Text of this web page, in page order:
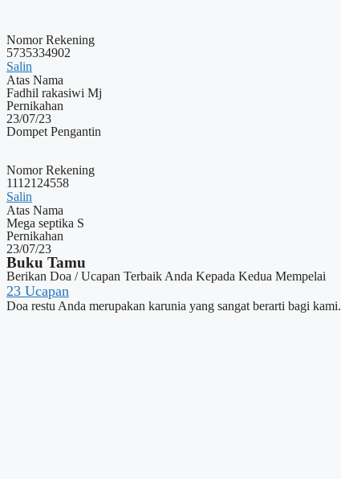
Nomor Rekening
5735334902
Salin
Atas Nama
Fadhil rakasiwi Mj
Pernikahan
23/07/23
Dompet Pengantin
Nomor Rekening
1112124558
Salin
Atas Nama
Mega septika S
Pernikahan
23/07/23
Buku Tamu
Berikan Doa / Ucapan Terbaik Anda Kepada Kedua Mempelai
23 Ucapan
Doa restu Anda merupakan karunia yang sangat berarti bagi kami.